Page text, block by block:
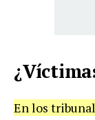
En los